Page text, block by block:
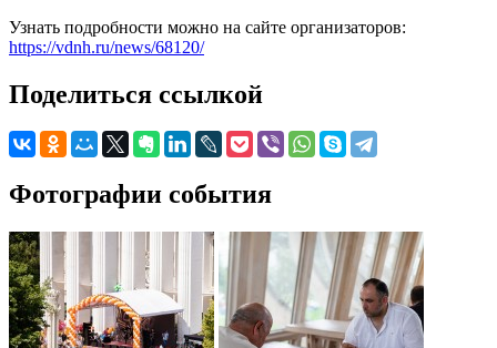
Узнать подробности можно на сайте организаторов:
https://vdnh.ru/news/68120/
Поделиться ссылкой
Фотографии события